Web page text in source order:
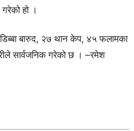
हो ।
बारुद, २७ थान केप, ४५ फलामका
सार्वजनिक गरेको छ । –रमेश